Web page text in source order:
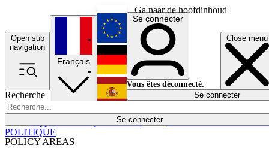
Ga naar de hoofdinhoud
Open sub
navigation
Close menu
Recherche
Se connecter
POLICY AREAS
Économie
Français
English
Deutsch
Español
Se connecter
Vous êtes déconnecté.
Se connecter
POLITIQUE